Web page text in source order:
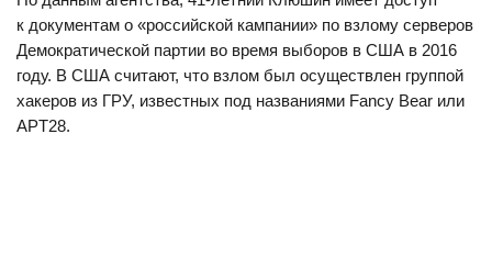
к документам о «российской кампании» по взлому серверов
Демократической партии во время выборов в США в 2016
году. В США считают, что взлом был осуществлен группой
хакеров из ГРУ, известных под названиями Fancy Bear или
APT28.